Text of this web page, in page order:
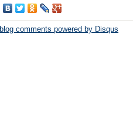
blog comments powered by Disqus